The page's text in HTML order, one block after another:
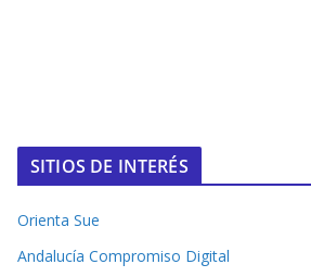
SITIOS DE INTERÉS
Orienta Sue
Andalucía Compromiso Digital